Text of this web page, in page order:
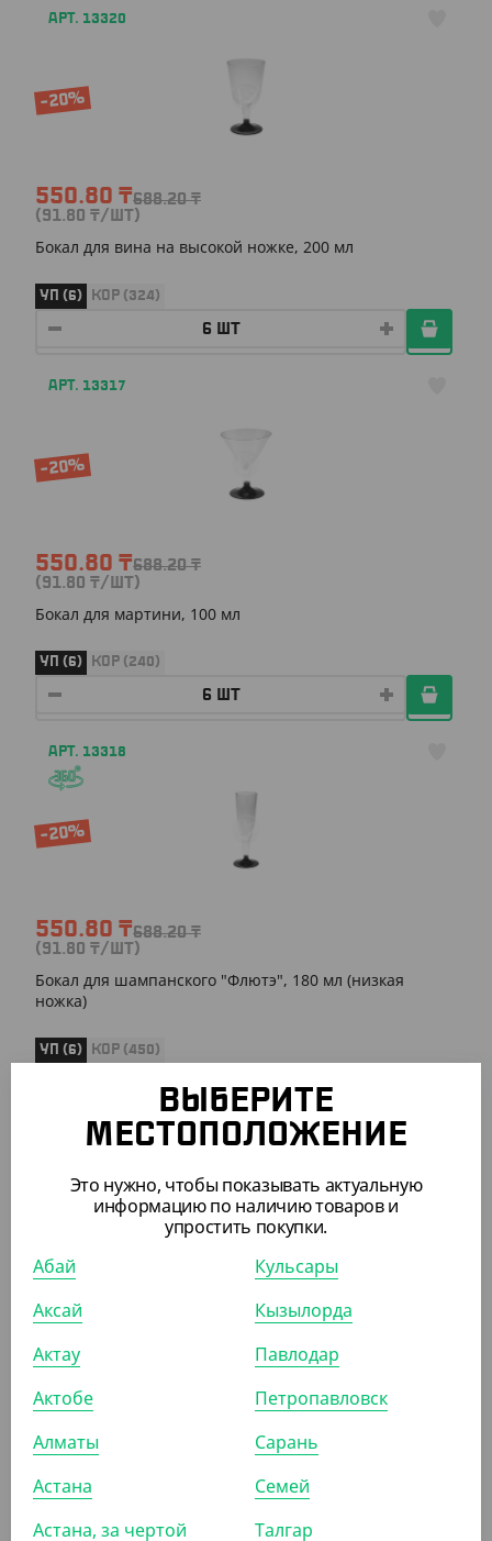
АРТ. 13320
-20%
550.80 ₸688.20₸
(91.80 ₸/ШТ)
Бокал для вина на высокой ножке, 200 мл
УП (6) КОР (324)
АРТ. 13317
-20%
550.80 ₸688.20₸
(91.80 ₸/ШТ)
Бокал для мартини, 100 мл
УП (6) КОР (240)
АРТ. 13318
-20%
550.80 ₸688.20₸
(91.80 ₸/ШТ)
Бокал для шампанского "Флютэ", 180 мл (низкая
ножка)
УП (6) КОР (450)
ПОХОЖИЕ ТОВАРЫ
1 100
Деревянная ложка, 160 мм, 100 шт/уп, Verde Vita
ВЫБЕРИТЕ
МЕСТОПОЛОЖЕНИЕ
Это нужно, чтобы показывать актуальную
информацию по наличию товаров и
упростить покупки.
Абай
Аксай
Актау
Актобе
Алматы
Астана
Астана, за чертой
Кульсары
Кызылорда
Павлодар
Петропавловск
Сарань
Семей
Талгар